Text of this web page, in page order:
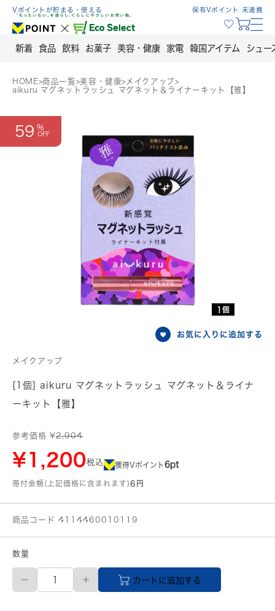
Skip
content
Vポイントが貯まる・使える 保有Vポイント 未連携
新着 食品 飲料 お菓子 美容・健康 家電 韓国アイテム シュー
HOME>商品一覧>美容・健康> メイクアップ>
aikuru マグネットラッシュ マグネット＆ライナーキット【雅】
59
1個
お気に入りに追加する
メイクアップ
[1個] aikuru マグネットラッシュ マグネット＆ライナ
ーキット【雅】
参考価格 ¥2,904
¥1,200税込 獲得Vポイント6pt
寄付金額(上記価格に含まれます)6円
商品コード 4114460010119
数量
aikuru
グ
カートに追加する